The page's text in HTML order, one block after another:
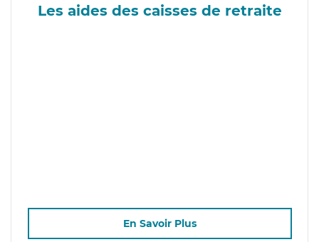
Les aides des caisses de retraite
En Savoir Plus